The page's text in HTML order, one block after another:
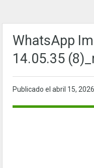
WhatsApp
14.05.35
Publicado el abril 15, 2026